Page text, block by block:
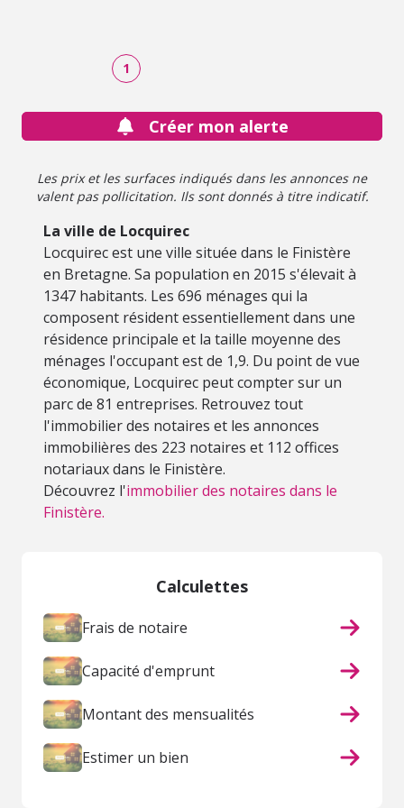
Lannion et Morlaix. La commune voisine de Plestin-les-
Grèves propose également des équipements scolaires et
1
Créer mon alerte
Les prix et les surfaces indiqués dans les annonces ne
valent pas pollicitation. Ils sont donnés à titre indicatif.
La ville de Locquirec
Locquirec est une ville située dans le Finistère
en Bretagne. Sa population en 2015 s'élevait à
1347 habitants. Les 696 ménages qui la
composent résident essentiellement dans une
résidence principale et la taille moyenne des
ménages l'occupant est de 1,9. Du point de vue
économique, Locquirec peut compter sur un
parc de 81 entreprises. Retrouvez tout
l'immobilier des notaires et les annonces
immobilières des 223 notaires et 112 offices
notariaux dans le Finistère.
Découvrez l'immobilier des notaires dans le
Finistère.
Calculettes
Frais de notaire
Capacité d'emprunt
Montant des mensualités
Estimer un bien